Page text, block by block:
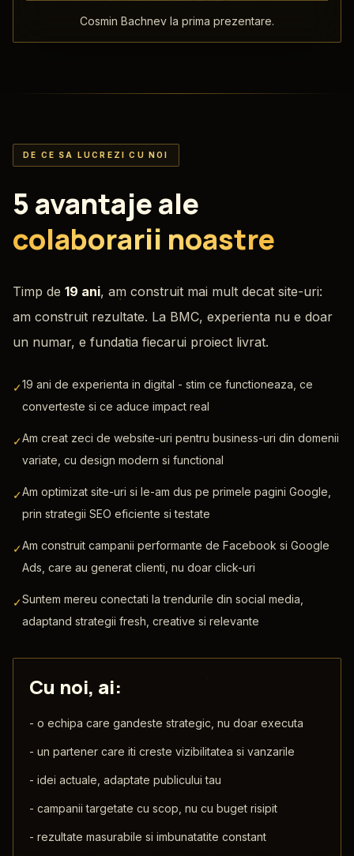
Cosmin Bachnev la prima prezentare.
DE CE SA LUCREZI CU NOI
5 avantaje ale
colaborarii noastre
Timp de 19 ani, am construit mai mult decat site-uri:
am construit rezultate. La BMC, experienta nu e doar
un numar, e fundatia fiecarui proiect livrat.
✓19 ani de experienta in digital - stim ce functioneaza, ce
converteste si ce aduce impact real
✓Am creat zeci de website-uri pentru business-uri din domenii
variate, cu design modern si functional
✓Am optimizat site-uri si le-am dus pe primele pagini Google,
prin strategii SEO eficiente si testate
✓Am construit campanii performante de Facebook si Google
Ads, care au generat clienti, nu doar click-uri
✓Suntem mereu conectati la trendurile din social media,
adaptand strategii fresh, creative si relevante
Cu noi, ai:
- o echipa care gandeste strategic, nu doar executa
- un partener care iti creste vizibilitatea si vanzarile
- idei actuale, adaptate publicului tau
- campanii targetate cu scop, nu cu buget risipit
- rezultate masurabile si imbunatatite constant